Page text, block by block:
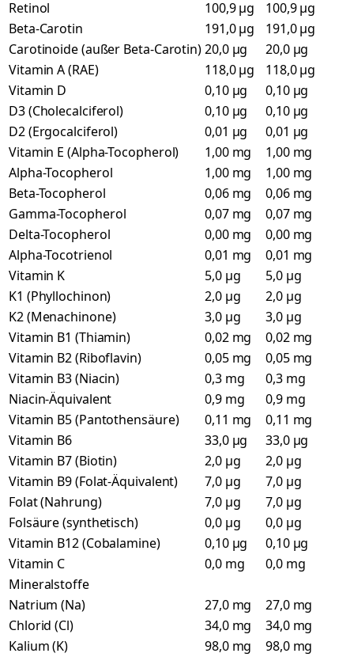
Retinol
100,9 µg
100,9 µg
Beta-Carotin
191,0 µg
191,0 µg
Carotinoide (außer Beta-Carotin)20,0 µg
20,0 µg
Vitamin A (RAE)
118,0 µg
118,0 µg
Vitamin D
0,10 µg
0,10 µg
D3 (Cholecalciferol)
0,10 µg
0,10 µg
D2 (Ergocalciferol)
0,01 µg
0,01 µg
Vitamin E (Alpha-Tocopherol)
1,00 mg
1,00 mg
Alpha-Tocopherol
1,00 mg
1,00 mg
Beta-Tocopherol
0,06 mg
0,06 mg
Gamma-Tocopherol
0,07 mg
0,07 mg
Delta-Tocopherol
0,00 mg
0,00 mg
Alpha-Tocotrienol
0,01 mg
0,01 mg
Vitamin K
5,0 µg
5,0 µg
K1 (Phyllochinon)
2,0 µg
2,0 µg
K2 (Menachinone)
3,0 µg
3,0 µg
Vitamin B1 (Thiamin)
0,02 mg
0,02 mg
Vitamin B2 (Riboflavin)
0,05 mg
0,05 mg
Vitamin B3 (Niacin)
0,3 mg
0,3 mg
Niacin-Äquivalent
0,9 mg
0,9 mg
Vitamin B5 (Pantothensäure)
0,11 mg
0,11 mg
Vitamin B6
33,0 µg
33,0 µg
Vitamin B7 (Biotin)
2,0 µg
2,0 µg
Vitamin B9 (Folat-Äquivalent)
7,0 µg
7,0 µg
Folat (Nahrung)
7,0 µg
7,0 µg
Folsäure (synthetisch)
0,0 µg
0,0 µg
Vitamin B12 (Cobalamine)
0,10 µg
0,10 µg
Vitamin C
0,0 mg
0,0 mg
Mineralstoffe
Natrium (Na)
27,0 mg
27,0 mg
Chlorid (Cl)
34,0 mg
34,0 mg
Kalium (K)
98,0 mg
98,0 mg